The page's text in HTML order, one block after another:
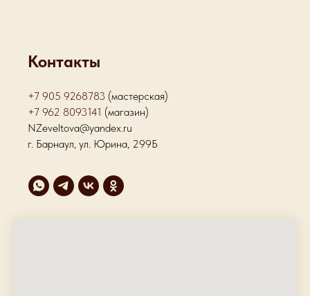
Контакты
+7 905 9268783 (мастерская)
+7 962 8093141 (магазин)
NZeveltova@yandex.ru
г. Барнаул, ул. Юрина, 299Б